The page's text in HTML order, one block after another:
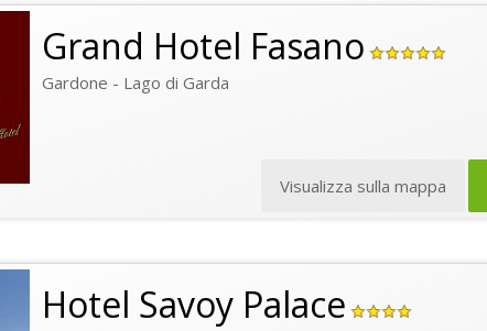
Grand Hotel Fasano
Gardone - Lago di Garda
Visualizza sulla mappa
Hotel Savoy Palace